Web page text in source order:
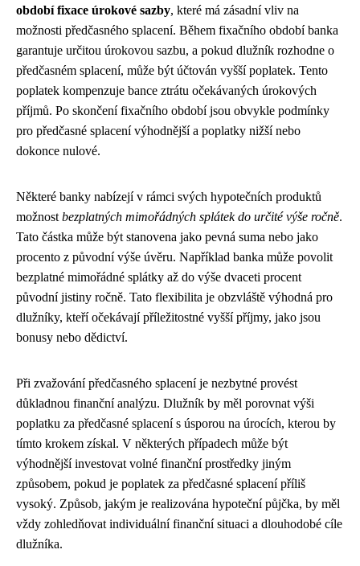
období fixace úrokové sazby, které má zásadní vliv na
možnosti předčasného splacení. Během fixačního období banka
garantuje určitou úrokovou sazbu, a pokud dlužník rozhodne o
předčasném splacení, může být účtován vyšší poplatek. Tento
poplatek kompenzuje bance ztrátu očekávaných úrokových
příjmů. Po skončení fixačního období jsou obvykle podmínky
pro předčasné splacení výhodnější a poplatky nižší nebo
dokonce nulové.
Některé banky nabízejí v rámci svých hypotečních produktů
možnostbezplatných mimořádných splátek do určité výše ročně.
Tato částka může být stanovena jako pevná suma nebo jako
procento z původní výše úvěru. Například banka může povolit
bezplatné mimořádné splátky až do výše dvaceti procent
původní jistiny ročně. Tato flexibilita je obzvláště výhodná pro
dlužníky, kteří očekávají příležitostné vyšší příjmy, jako jsou
bonusy nebo dědictví.
Při zvažování předčasného splacení je nezbytné provést
důkladnou finanční analýzu. Dlužník by měl porovnat výši
poplatku za předčasné splacení s úsporou na úrocích, kterou by
tímto krokem získal. V některých případech může být
výhodnější investovat volné finanční prostředky jiným
způsobem, pokud je poplatek za předčasné splacení příliš
vysoký. Způsob, jakým je realizována hypoteční půjčka, by měl
vždy zohledňovat individuální finanční situaci a dlouhodobé cíle
dlužníka.